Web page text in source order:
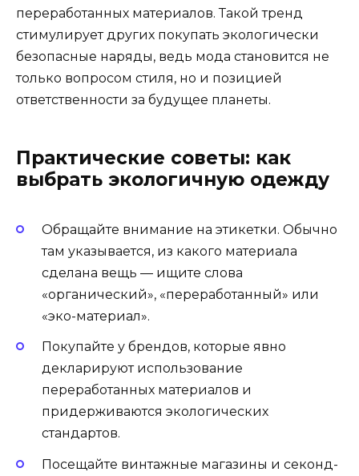
переработанных материалов. Такой тренд
стимулирует других покупать экологически
безопасные наряды, ведь мода становится не
только вопросом стиля, но и позицией
ответственности за будущее планеты.
Практические советы: как
выбрать экологичную одежду
Обращайте внимание на этикетки. Обычно
там указывается, из какого материала
сделана вещь — ищите слова
«органический», «переработанный» или
«эко-материал».
Покупайте у брендов, которые явно
декларируют использование
переработанных материалов и
придерживаются экологических
стандартов.
Посещайте винтажные магазины и секонд-